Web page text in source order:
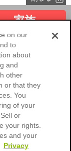
家族
関するご協力のお
運送約款
on our
to
about
and
other
or that they
You
of your
or
your rights.
and your
Privacy